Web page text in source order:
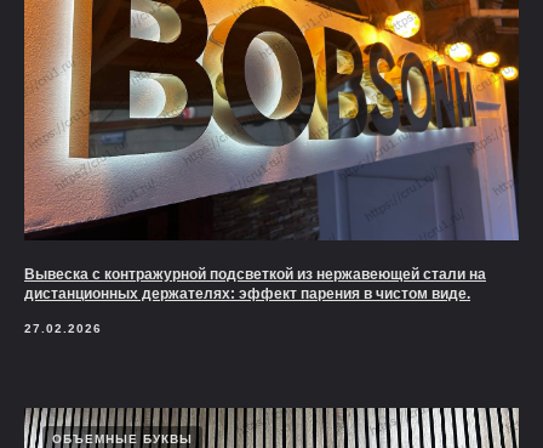
Вывеска с контражурной подсветкой из нержавеющей стали на
дистанционных держателях: эффект парения в чистом виде.
27.02.2026
ОБЪЕМНЫЕ БУКВЫ